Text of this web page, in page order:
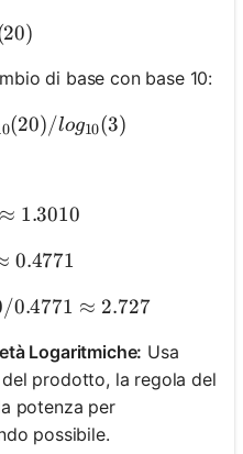
20)
di base con base 10:
= log_{10}(20)
(20)/log10(3)
log_{10}(20) ≈ 1.3010
≈ 1.3010
≈ 0.4771
0.4771
≈ 1.3010 /
0.4771 ≈ 2.727
Logaritmiche: Usa
prodotto, la regola del
potenza per
possibile.